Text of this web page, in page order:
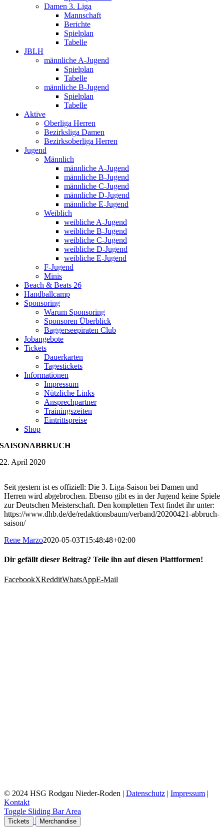
Damen 3. Liga
Mannschaft
Berichte
Spielplan
Tabelle
JBLH
männliche A-Jugend
Spielplan
Tabelle
männliche B-Jugend
Spielplan
Tabelle
Aktive
Oberliga Herren
Bezirksliga Damen
Bezirksoberliga Herren
Jugend
Männlich
männliche A-Jugend
männliche B-Jugend
männliche C-Jugend
männliche D-Jugend
männliche E-Jugend
Weiblich
weibliche A-Jugend
weibliche B-Jugend
weibliche C-Jugend
weibliche D-Jugend
weibliche E-Jugend
F-Jugend
Minis
Beach & Beats 26
Handballcamp
Sponsoring
Warum Sponsoring
Sponsoren Überblick
Baggerseepiraten Club
Jobangebote
Tickets
Dauerkarten
Tagestickets
Informationen
Impressum
Nützliche Links
Ansprechpartner
Trainingszeiten
Eintrittspreise
Shop
SAISONABBRUCH
22. April 2020
Seit gestern ist es offiziell: Die 3. Liga-Saison bei Damen und
Herren wird abgebrochen. Ebenso gibt es in der Jugend keine Spiele
zur Deutschen Meisterschaft. Den kompletten Text findet ihr unter:
https://www.dhb.de/de/redaktionsbaum/verband/20200421-abbruch-
saison/
Rene Marzo2020-05-03T15:48:48+02:00
Dir gefällt dieser Beitrag? Teile ihn auf diesen Plattformen!
FacebookXRedditWhatsAppE-Mail
© 2024 HSG Rodgau Nieder-Roden | Datenschutz | Impressum |
Kontakt
Toggle Sliding Bar Area
Tickets Merchandise